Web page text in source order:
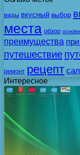
виды вкусный выбор
места обзор
преимущества
путешествие
ремонт рецепт
Интересное